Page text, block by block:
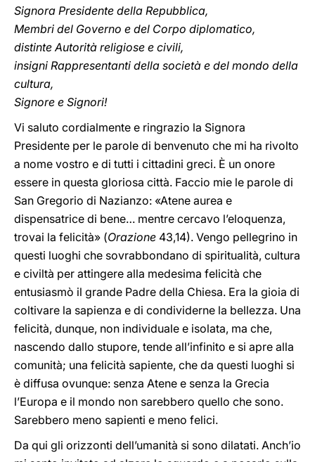
Signora Presidente della Repubblica,
Membri del Governo e del Corpo diplomatico,
distinte Autorità religiose e civili,
insigni Rappresentanti della società e del mondo della
cultura,
Signore e Signori!
Vi saluto cordialmente e ringrazio la Signora
Presidente per le parole di benvenuto che mi ha rivolto
a nome vostro e di tutti i cittadini greci. È un onore
essere in questa gloriosa città. Faccio mie le parole di
San Gregorio di Nazianzo: «Atene aurea e
dispensatrice di bene… mentre cercavo l’eloquenza,
trovai la felicità» (Orazione 43,14). Vengo pellegrino in
questi luoghi che sovrabbondano di spiritualità, cultura
e civiltà per attingere alla medesima felicità che
entusiasmò il grande Padre della Chiesa. Era la gioia di
coltivare la sapienza e di condividerne la bellezza. Una
felicità, dunque, non individuale e isolata, ma che,
nascendo dallo stupore, tende all’infinito e si apre alla
comunità; una felicità sapiente, che da questi luoghi si
è diffusa ovunque: senza Atene e senza la Grecia
l’Europa e il mondo non sarebbero quello che sono.
Sarebbero meno sapienti e meno felici.
Da qui gli orizzonti dell’umanità si sono dilatati. Anch’io